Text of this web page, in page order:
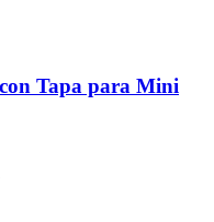
Tapa para Mini